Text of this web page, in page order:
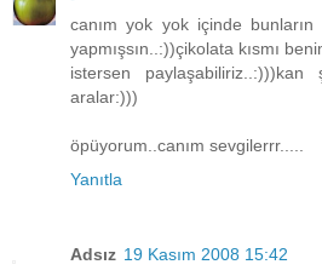
canım yok yok içinde
yapmışsın..:))çikolata kısmı
istersen
aralar:)))
öpüyorum..canım sevgilerrr.....
Yanıtla
Adsız 19 Kasım 2008 15:42